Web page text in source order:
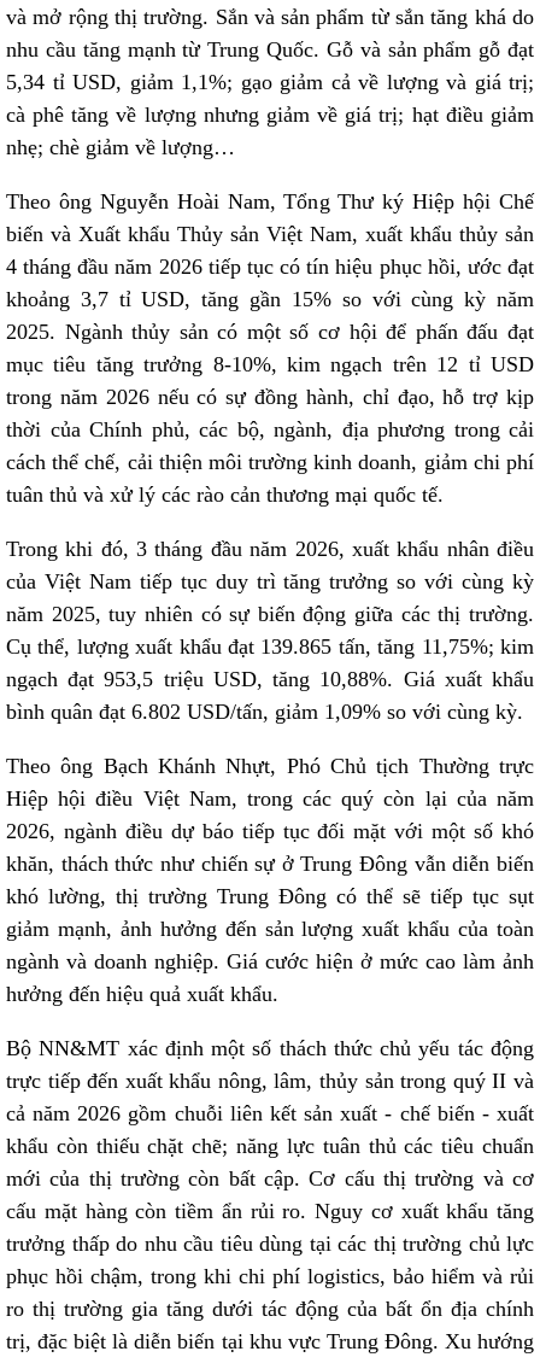
và mở rộng thị trường. Sắn và sản phẩm từ sắn tăng khá do
nhu cầu tăng mạnh từ Trung Quốc. Gỗ và sản phẩm gỗ đạt
5,34 tỉ USD, giảm 1,1%; gạo giảm cả về lượng và giá trị;
cà phê tăng về lượng nhưng giảm về giá trị; hạt điều giảm
nhẹ; chè giảm về lượng…
Theo ông Nguyễn Hoài Nam, Tổng Thư ký Hiệp hội Chế
biến và Xuất khẩu Thủy sản Việt Nam, xuất khẩu thủy sản
4 tháng đầu năm 2026 tiếp tục có tín hiệu phục hồi, ước đạt
khoảng 3,7 tỉ USD, tăng gần 15% so với cùng kỳ năm
2025. Ngành thủy sản có một số cơ hội để phấn đấu đạt
mục tiêu tăng trưởng 8-10%, kim ngạch trên 12 tỉ USD
trong năm 2026 nếu có sự đồng hành, chỉ đạo, hỗ trợ kịp
thời của Chính phủ, các bộ, ngành, địa phương trong cải
cách thể chế, cải thiện môi trường kinh doanh, giảm chi phí
tuân thủ và xử lý các rào cản thương mại quốc tế.
Trong khi đó, 3 tháng đầu năm 2026, xuất khẩu nhân điều
của Việt Nam tiếp tục duy trì tăng trưởng so với cùng kỳ
năm 2025, tuy nhiên có sự biến động giữa các thị trường.
Cụ thể, lượng xuất khẩu đạt 139.865 tấn, tăng 11,75%; kim
ngạch đạt 953,5 triệu USD, tăng 10,88%. Giá xuất khẩu
bình quân đạt 6.802 USD/tấn, giảm 1,09% so với cùng kỳ.
Theo ông Bạch Khánh Nhựt, Phó Chủ tịch Thường trực
Hiệp hội điều Việt Nam, trong các quý còn lại của năm
2026, ngành điều dự báo tiếp tục đối mặt với một số khó
khăn, thách thức như chiến sự ở Trung Đông vẫn diễn biến
khó lường, thị trường Trung Đông có thể sẽ tiếp tục sụt
giảm mạnh, ảnh hưởng đến sản lượng xuất khẩu của toàn
ngành và doanh nghiệp. Giá cước hiện ở mức cao làm ảnh
hưởng đến hiệu quả xuất khẩu.
Bộ NN&MT xác định một số thách thức chủ yếu tác động
trực tiếp đến xuất khẩu nông, lâm, thủy sản trong quý II và
cả năm 2026 gồm chuỗi liên kết sản xuất - chế biến - xuất
khẩu còn thiếu chặt chẽ; năng lực tuân thủ các tiêu chuẩn
mới của thị trường còn bất cập. Cơ cấu thị trường và cơ
cấu mặt hàng còn tiềm ẩn rủi ro. Nguy cơ xuất khẩu tăng
trưởng thấp do nhu cầu tiêu dùng tại các thị trường chủ lực
phục hồi chậm, trong khi chi phí logistics, bảo hiểm và rủi
ro thị trường gia tăng dưới tác động của bất ổn địa chính
trị, đặc biệt là diễn biến tại khu vực Trung Đông. Xu hướng